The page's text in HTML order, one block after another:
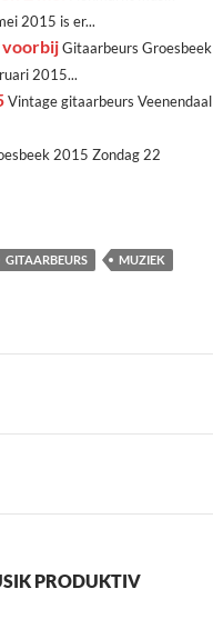
2015 is er...
voorbijGitaarbeurs Groesbeek
2015...
Vintage gitaarbeurs Veenendaal
2015 Zondag 22
GITAARBEURS
MUZIEK
PRODUKTIV